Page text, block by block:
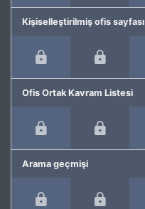
Kişiselleştirilmiş ofis sayfası
Ofis Ortak Kavram Listesi
Arama geçmişi